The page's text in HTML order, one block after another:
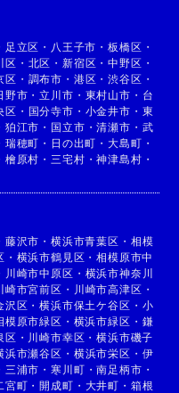
足立区 ・ 八王子市 ・板橋区 ・
区 ・ 北区 ・ 新宿区 ・中野区 ・
区 ・ 調布市 ・ 港区 ・渋谷区 ・
野市 ・立川市 ・ 東村山市 ・ 台
区 ・ 国分寺市 ・ 小金井市 ・ 東
狛江市 ・ 国立市 ・清瀬市 ・ 武
瑞穂町 ・ 日の出町 ・大島町 ・
檜原村 ・ 三宅村 ・神津島村 ・
藤沢市 ・横浜市青葉区 ・ 相模
・ 横浜市鶴見区 ・相模原市中
川崎市中原区 ・ 横浜市神奈川
崎市宮前区 ・ 川崎市高津区 ・
沢区 ・横浜市保土ケ谷区 ・ 小
模原市緑区 ・ 横浜市緑区 ・ 鎌
区 ・ 川崎市幸区 ・横浜市磯子
浜市瀬谷区 ・ 横浜市栄区 ・ 伊
三浦市 ・寒川町 ・南足柄市 ・
宮町 ・開成町 ・ 大井町 ・ 箱根